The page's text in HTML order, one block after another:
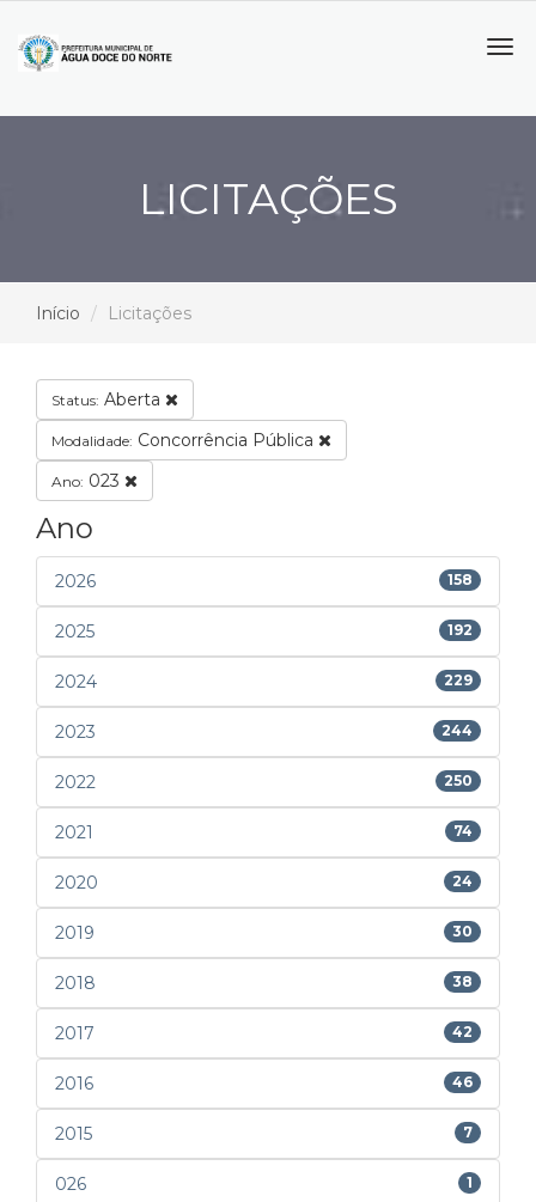
LICITAÇÕES
Início Licitações
Status: Aberta
Modalidade: Concorrência Pública
Ano: 023
Ano
2026 158
2025 192
2024 229
2023 244
2022 250
2021 74
2020 24
2019 30
2018 38
2017 42
2016 46
2015 7
026 1